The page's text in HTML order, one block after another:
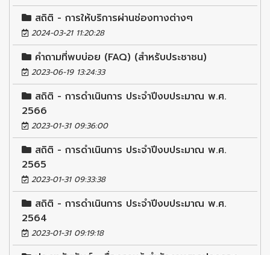
สถิติ - การให้บริการผ่านช่องทางต่างๆ
2024-03-21 11:20:28
คำถามที่พบบ่อย (FAQ) (สำหรับประชาชน)
2023-06-19 13:24:33
สถิติ - การดำเนินการ ประจำปีงบประมาณ พ.ศ.
2566
2023-01-31 09:36:00
สถิติ - การดำเนินการ ประจำปีงบประมาณ พ.ศ.
2565
2023-01-31 09:33:38
สถิติ - การดำเนินการ ประจำปีงบประมาณ พ.ศ.
2564
2023-01-31 09:19:18